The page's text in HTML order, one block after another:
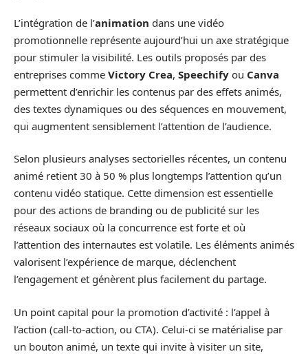
L’intégration de l’animation dans une vidéo
promotionnelle représente aujourd’hui un axe stratégique
pour stimuler la visibilité. Les outils proposés par des
entreprises comme Victory Crea, Speechify ou Canva
permettent d’enrichir les contenus par des effets animés,
des textes dynamiques ou des séquences en mouvement,
qui augmentent sensiblement l’attention de l’audience.
Selon plusieurs analyses sectorielles récentes, un contenu
animé retient 30 à 50 % plus longtemps l’attention qu’un
contenu vidéo statique. Cette dimension est essentielle
pour des actions de branding ou de publicité sur les
réseaux sociaux où la concurrence est forte et où
l’attention des internautes est volatile. Les éléments animés
valorisent l’expérience de marque, déclenchent
l’engagement et génèrent plus facilement du partage.
Un point capital pour la promotion d’activité : l’appel à
l’action (call-to-action, ou CTA). Celui-ci se matérialise par
un bouton animé, un texte qui invite à visiter un site,